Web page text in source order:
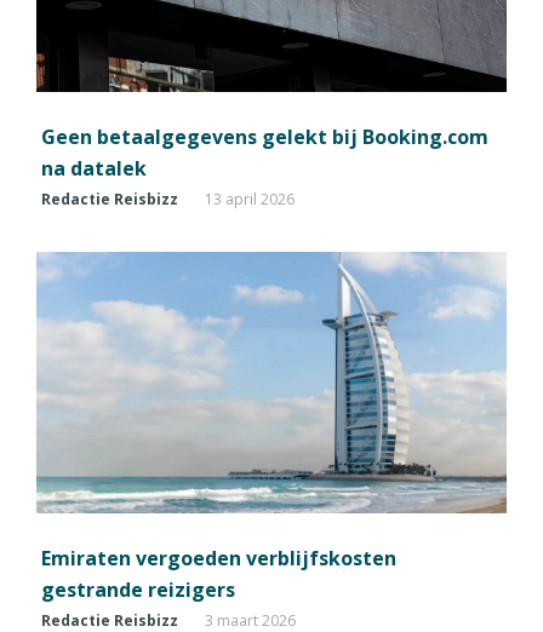
Geen betaalgegevens gelekt bij Booking.com
na datalek
Redactie Reisbizz 13 april 2026
Emiraten vergoeden verblijfskosten
gestrande reizigers
Redactie Reisbizz 3 maart 2026